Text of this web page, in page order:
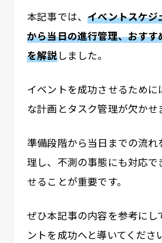
本記事では、イベントスケジ
から当日の進行管理、おす
を解説しました。
イベントを成功させるため
な計画とタスク管理が欠かせ
準備段階から当日までの流れ
理し、不測の事態にも対応で
せることが重要です。
ぜひ本記事の内容を参考にし
ントを成功へと導いてくださ